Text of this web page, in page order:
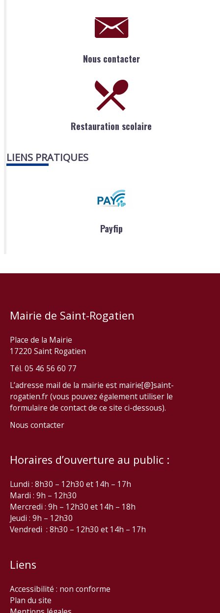
Nous contacter
Restauration scolaire
LIENS PRATIQUES
Payfip
Mairie de Saint-Rogatien
Place de la Mairie
17220 Saint Rogatien
Tél. 05 46 56 60 77
L’adresse mail de la mairie est mairie[@]saint-
rogatien.fr (vous pouvez également utiliser le
formulaire de contact de ce site ci-dessous).
Nous contacter
Horaires d’ouverture au public :
Lundi : 8h30 – 12h30 et 14h – 17h
Mardi : 9h – 12h30
Mercredi : 9h – 12h30 et 14h – 18h
Jeudi : 9h – 12h30
Vendredi : 8h30 – 12h30 et 14h – 17h
Liens
Accessibilité : non conforme
Plan du site